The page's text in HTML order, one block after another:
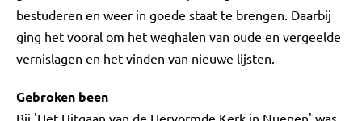
bestuderen en weer in goede staat te brengen. Daarbij
ging het vooral om het weghalen van oude en vergeelde
vernislagen en het vinden van nieuwe lijsten.
Gebroken been
Bij 'Het Uitgaan van de Hervormde Kerk in Nuenen' was